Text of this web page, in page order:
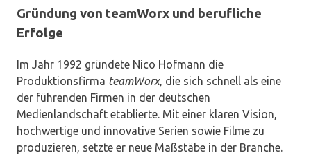
Gründung von teamWorx und berufliche
Erfolge
Im Jahr 1992 gründete Nico Hofmann die
Produktionsfirma teamWorx, die sich schnell als eine
der führenden Firmen in der deutschen
Medienlandschaft etablierte. Mit einer klaren Vision,
hochwertige und innovative Serien sowie Filme zu
produzieren, setzte er neue Maßstäbe in der Branche.